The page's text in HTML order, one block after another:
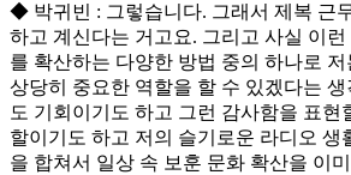
◆ 박귀빈 : 그렇습니다. 그래서 제복 근
하고 계신다는 거고요. 그리고 사실 이
를 확산하는 다양한 방법 중의 하나로
상당히 중요한 역할을 할 수 있겠다는 생
도 기회이기도 하고 그런 감사함을 표현
할이기도 하고 저의 슬기로운 라디오 생
을 합쳐서 일상 속 보훈 문화 확산을 이